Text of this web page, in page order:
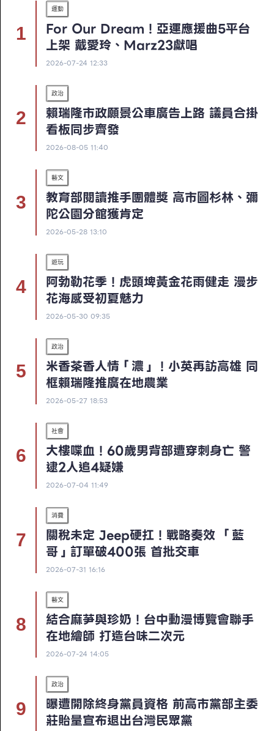
運動
For Our Dream！亞運應援曲5平台
上架 戴愛玲、Marz23獻唱
2026-07-24 12:33
政治
賴瑞隆市政願景公車廣告上路 議員合掛
看板同步齊發
2026-08-05 11:40
藝文
教育部閱讀推手團體獎 高市圖杉林、彌
陀公園分館獲肯定
2026-05-28 13:10
遊玩
阿勃勒花季！虎頭埤黃金花雨健走 漫步
花海感受初夏魅力
2026-05-30 09:35
政治
米香茶香人情「濃」！小英再訪高雄 同
框賴瑞隆推廣在地農業
2026-05-27 18:53
社會
大樓喋血！60歲男背部遭穿刺身亡 警
逮2人追4疑嫌
2026-07-04 11:49
消費
關稅未定 Jeep硬扛！戰略奏效 「藍
哥」訂單破400張 首批交車
2026-07-31 16:16
藝文
結合麻芛與珍奶！台中動漫博覽會聯手
在地繪師 打造台味二次元
2026-07-24 14:05
政治
曝遭開除終身黨員資格 前高市黨部主委
莊貽量宣布退出台灣民眾黨